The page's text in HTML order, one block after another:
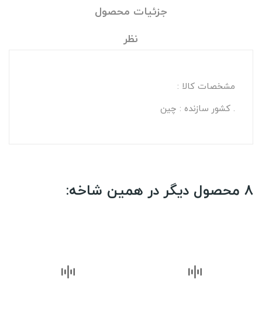
جزئیات محصول
نظر
مشخصات کالا :
. کشور سازنده : چین
8 محصول دیگر در همین شاخه: